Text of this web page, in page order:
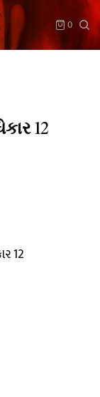
0
12
12